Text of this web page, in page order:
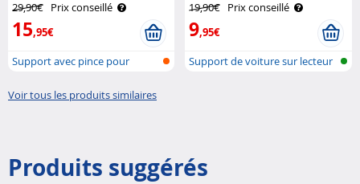
29,90€ Prix conseillé
15,95€
Support avec pince pour
19,90€ Prix conseillé
9,95€
Support de voiture sur lecteur
Voir tous les produits similaires
Produits suggérés